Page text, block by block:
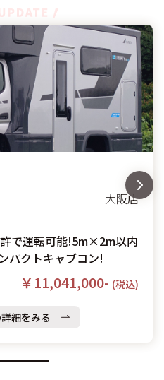
大阪店
で運転可能!5m×2m以内
パクトキャブコン!
￥11,041,000- (税込)
細をみる